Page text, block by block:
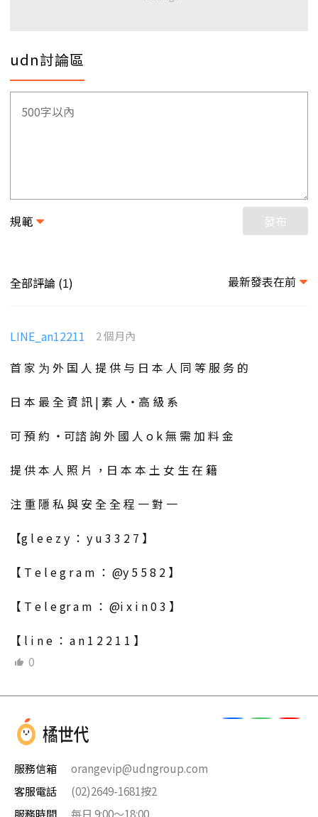
udn討論區
規範 發布
全部評論 (1) 最新發表在前
LINE_an12211 2 個月內
首 家 为 外 国 人 提 供 与 日 本 人 同 等 服 务 的
日 本 最 全 資 訊 | 素 人・高 級 系
可 預 約 ・可諮 詢 外 國 人 o k 無 需 加 料 金
提 供 本 人 照 片 ，日 本 本 土 女 生 在 籍
注 重 隱 私 與 安 全 全 程 一 對 一
【g l e e z y ： y u 3 3 2 7 】
【 T e l e g r a m ： @y 5 5 8 2 】
【 T e l e gr a m ： @i x i n 0 3 】
【 l i n e ： a n 1 2 2 1 1 】
0
服務信箱
orangevip@udngroup.com
客服電話
(02)2649-1681按2
服務時間
每日 9:00～18:00